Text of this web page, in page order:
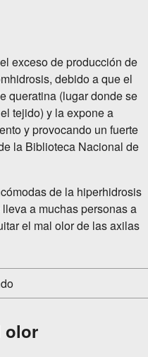
exceso de producción de
debido a que el
queratina (lugar donde se
tejido) y la expone a
y provocando un fuerte
la Biblioteca Nacional de
de la hiperhidrosis
a muchas personas a
el mal olor de las axilas
olor